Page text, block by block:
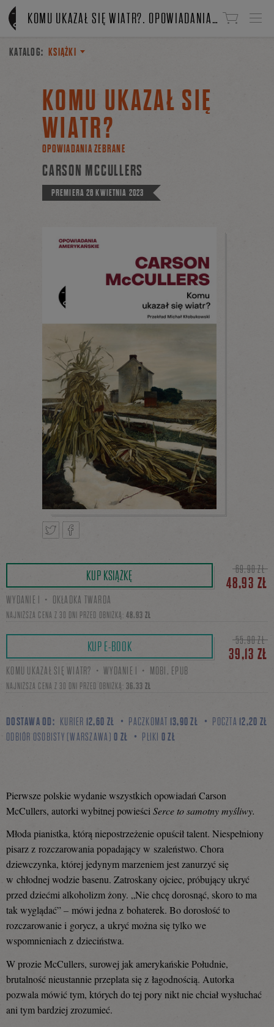
Linki do przejścia
KOMU UKAZAŁ SIĘ WIATR?. OPOWIADANIA ZEBRANE
KATALOG: KSIĄŻKI
KOMU UKAZAŁ SIĘ
WIATR?
OPOWIADANIA ZEBRANE
CARSON MCCULLERS
PREMIERA26 KWIETNIA 2023
TweetnijPodziel
się
na
KUP KSIĄŻKĘ 69,90 ZŁ
48,93 ZŁ
WYDANIE I・OKŁADKA TWARDA
NAJNIŻSZA CENA Z 30 DNI PRZED OBNIŻKĄ: 48,93 ZŁ
KUP E-BOOK 55,90 ZŁ
39,13 ZŁ
KOMU UKAZAŁ SIĘ WIATR?・WYDANIE I・MOBI, EPUB
NAJNIŻSZA CENA Z 30 DNI PRZED OBNIŻKĄ: 36,33 ZŁ
DOSTAWA OD: KURIER 12,60 ZŁ PACZKOMAT 13,90 ZŁ POCZTA 12,20 ZŁ
ODBIÓR OSOBISTY (WARSZAWA) 0 ZŁ PLIKI 0 ZŁ
Pierwsze polskie wydanie wszystkich opowiadań Carson
McCullers, autorki wybitnej powieści Serce to samotny myśliwy.
Młoda pianistka, którą niepostrzeżenie opuścił talent. Niespełniony
pisarz z rozczarowania popadający w szaleństwo. Chora
dziewczynka, której jedynym marzeniem jest zanurzyć się
w chłodnej wodzie basenu. Zatroskany ojciec, próbujący ukryć
przed dziećmi alkoholizm żony. „Nie chcę dorosnąć, skoro to ma
tak wyglądać”– mówi jedna z bohaterek. Bo dorosłość to
rozczarowanie i gorycz, a ukryć można się tylko we
wspomnieniach z dzieciństwa.
W prozie McCullers, surowej jak amerykańskie Południe,
brutalność nieustannie przeplata się z łagodnością. Autorka
pozwala mówić tym, których do tej pory nikt nie chciał wysłuchać
ani tym bardziej zrozumieć.